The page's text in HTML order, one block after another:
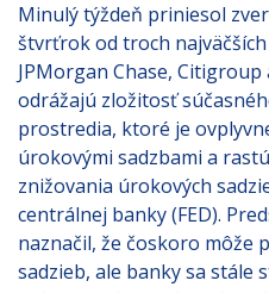
Minulý týždeň priniesol
štvrťrok od troch
JPMorgan Chase, Citigroup
odrážajú zložitosť
prostredia, ktoré je
úrokovými sadzbami a
znižovania úrokových
centrálnej banky (FED).
naznačil, že čoskoro môže
sadzieb, ale banky sa stále